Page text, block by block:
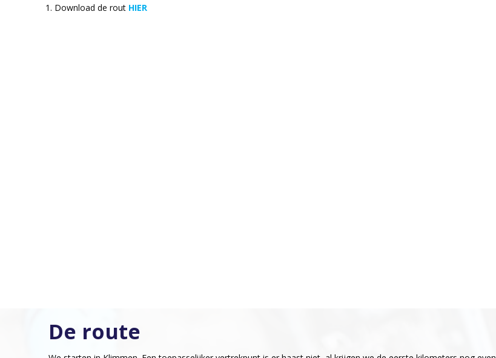
Download de rout HIER
De route